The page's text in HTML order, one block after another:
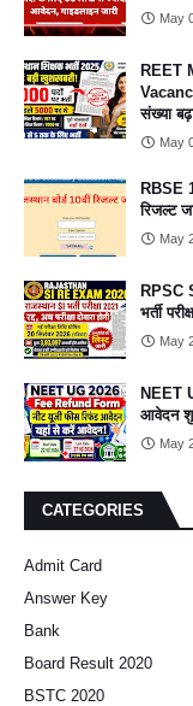
May
REET
संख्या
May
RBSE
रिजल्ट
May
RPSC
भर्ती
May
NEET
आवेदन
May
CATEGORIES
Admit Card
Answer Key
Bank
Board Result 2020
BSTC 2020